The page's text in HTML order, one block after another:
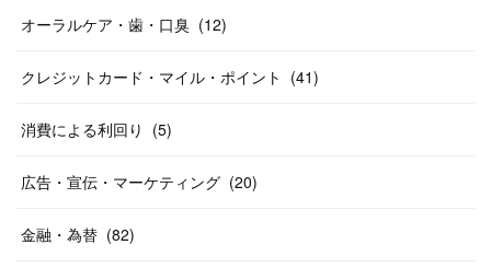
オーラルケア・歯・口臭 (12)
クレジットカード・マイル・ポイント (41)
消費による利回り (5)
広告・宣伝・マーケティング (20)
金融・為替 (82)